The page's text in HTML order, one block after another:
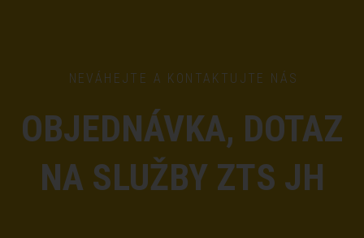
NEVÁHEJTE A KONTAKTUJTE NÁS
OBJEDNÁVKA, DOTAZ
NA SLUŽBY ZTS JH